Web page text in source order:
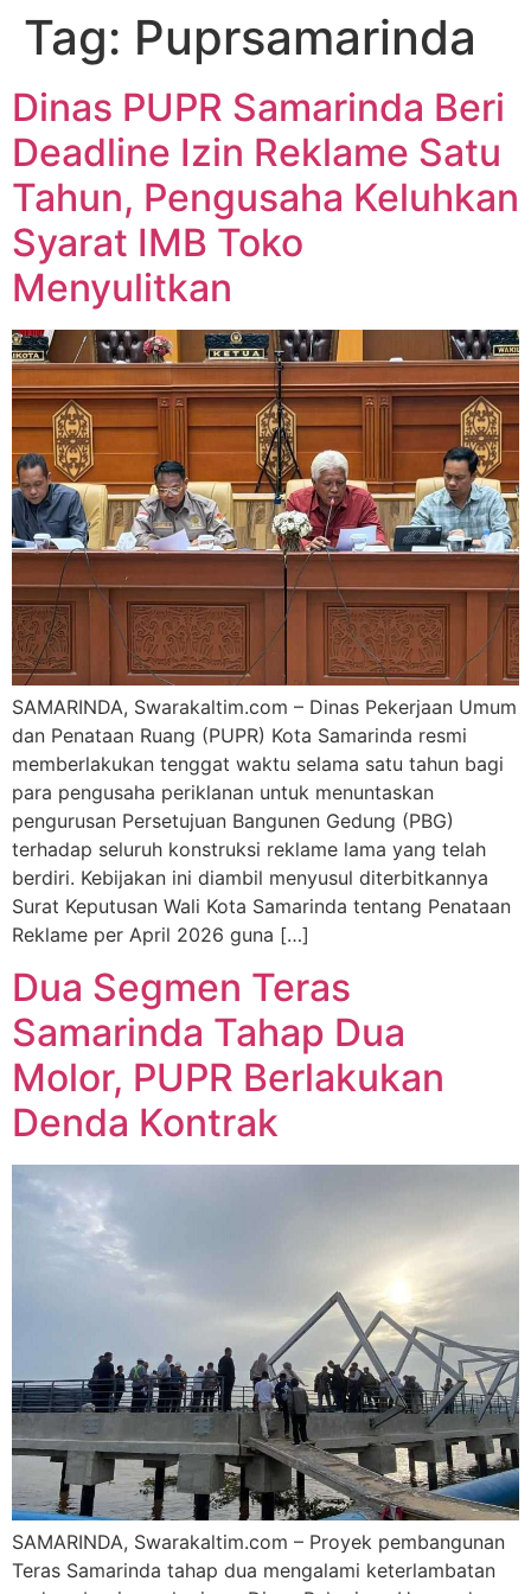
Tag: Puprsamarinda
Dinas PUPR Samarinda Beri
Deadline Izin Reklame Satu
Tahun, Pengusaha Keluhkan
Syarat IMB Toko
Menyulitkan
SAMARINDA, Swarakaltim.com – Dinas Pekerjaan Umum
dan Penataan Ruang (PUPR) Kota Samarinda resmi
memberlakukan tenggat waktu selama satu tahun bagi
para pengusaha periklanan untuk menuntaskan
pengurusan Persetujuan Bangunen Gedung (PBG)
terhadap seluruh konstruksi reklame lama yang telah
berdiri. Kebijakan ini diambil menyusul diterbitkannya
Surat Keputusan Wali Kota Samarinda tentang Penataan
Reklame per April 2026 guna […]
Dua Segmen Teras
Samarinda Tahap Dua
Molor, PUPR Berlakukan
Denda Kontrak
SAMARINDA, Swarakaltim.com – Proyek pembangunan
Teras Samarinda tahap dua mengalami keterlambatan